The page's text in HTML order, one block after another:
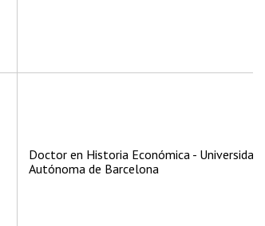
Doctor en Historia Económica - Universidad
Autónoma de Barcelona